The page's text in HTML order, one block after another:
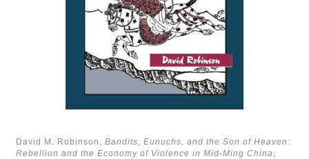
David M. Robinson, Bandits, Eunuchs, and the Son of Heaven:
Rebellion and the Economy of Violence in Mid-Ming China